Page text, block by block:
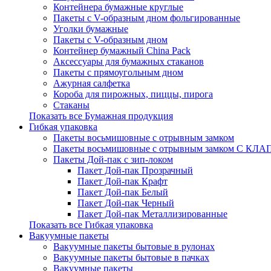
Контейнера бумажные круглые
Пакеты с V-образным дном фольгированные
Уголки бумажные
Пакеты с V-образным дном
Контейнер бумажный China Pack
Аксессуары для бумажных стаканов
Пакеты с прямоугольным дном
Ажурная салфетка
Короба для пирожных, пиццы, пирога
Стаканы
Показать все Бумажная продукция
Гибкая упаковка
Пакеты восьмишовные с отрывным замком
Пакеты восьмишовные с отрывным замком С
Пакеты Дой-пак с зип-локом
Пакет Дой-пак Прозрачный
Пакет Дой-пак Крафт
Пакет Дой-пак Белый
Пакет Дой-пак Черный
Пакет Дой-пак Металлизированные
Показать все Гибкая упаковка
Вакуумные пакеты
Вакуумные пакеты бытовые в рулонах
Вакуумные пакеты бытовые в пачках
Вакуумные пакеты